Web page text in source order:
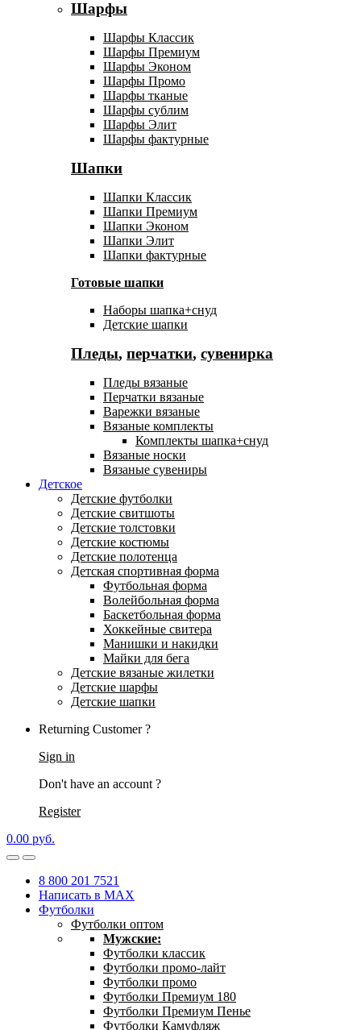
Шарфы
Шарфы Классик
Шарфы Премиум
Шарфы Эконом
Шарфы Промо
Шарфы тканые
Шарфы сублим
Шарфы Элит
Шарфы фактурные
Шапки
Шапки Классик
Шапки Премиум
Шапки Эконом
Шапки Элит
Шапки фактурные
Готовые шапки
Наборы шапка+снуд
Детские шапки
Пледы, перчатки, сувенирка
Пледы вязаные
Перчатки вязаные
Варежки вязаные
Вязаные комплекты
Комплекты шапка+снуд
Вязаные носки
Вязаные сувениры
Детское
Детские футболки
Детские свитшоты
Детские толстовки
Детские костюмы
Детские полотенца
Детская спортивная форма
Футбольная форма
Волейбольная форма
Баскетбольная форма
Хоккейные свитера
Манишки и накидки
Майки для бега
Детские вязаные жилетки
Детские шарфы
Детские шапки
Returning Customer ?
Sign in
Don't have an account ?
Register
0.00 руб.
8 800 201 7521
Написать в MAX
Футболки
Футболки оптом
Мужские:
Футболки классик
Футболки промо-лайт
Футболки промо
Футболки Премиум 180
Футболки Премиум Пенье
Футболки Камуфляж